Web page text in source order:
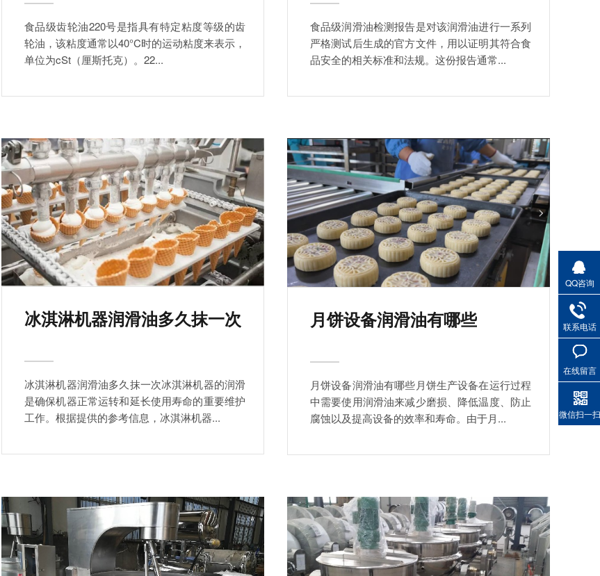
食品级齿轮油220号是指具有特定粘度等级的齿
轮油，该粘度通常以40°C时的运动粘度来表示，
单位为cSt（厘斯托克）。22...
食品级润滑油检测报告是对该润滑油进行一系列
严格测试后生成的官方文件，用以证明其符合食
品安全的相关标准和法规。这份报告通常...
冰淇淋机器润滑油多久抹一次
冰淇淋机器润滑油多久抹一次冰淇淋机器的润滑
是确保机器正常运转和延长使用寿命的重要维护
工作。根据提供的参考信息，冰淇淋机器...
月饼设备润滑油有哪些
月饼设备润滑油有哪些月饼生产设备在运行过程
中需要使用润滑油来减少磨损、降低温度、防止
腐蚀以及提高设备的效率和寿命。由于月...
QQ咨询
联系电话
在线留言
微信扫一扫